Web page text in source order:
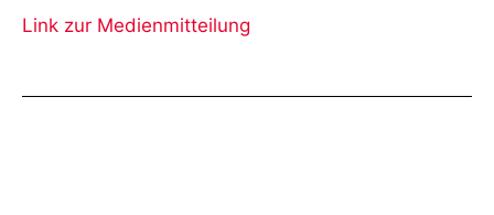
Link zur Medienmitteilung